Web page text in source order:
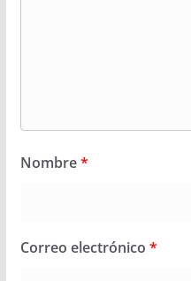
Nombre*
Correo electrónico *